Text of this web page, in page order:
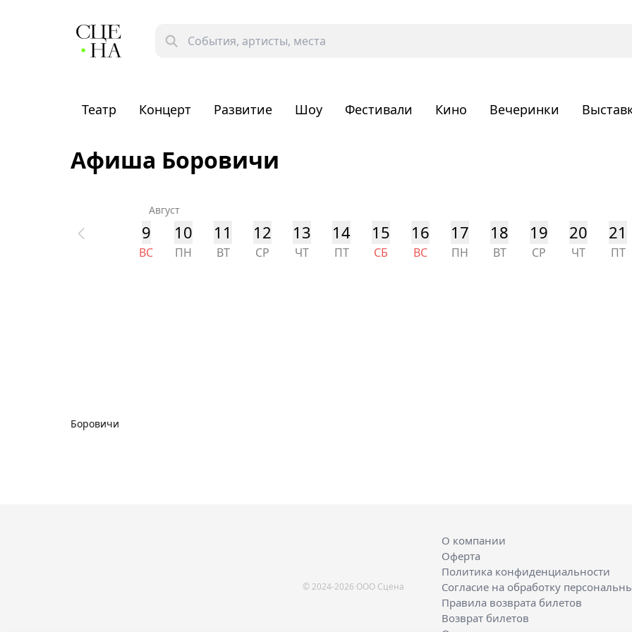
Театр Концерт Развитие Шоу Фестивали Кино Вечеринки
Афиша Боровичи
Август
9
ВС
10
ПН
11
ВТ
12
СР
13
ЧТ
14
ПТ
15
СБ
16
ВС
17
ПН
18
ВТ
19
СР
20
ЧТ
21
ПТ
Боровичи
О компании
Оферта
Политика конфиденциальности
Согласие на обработку
Правила возврата билетов
Возврат билетов
© 2024-2026 ООО Сцена